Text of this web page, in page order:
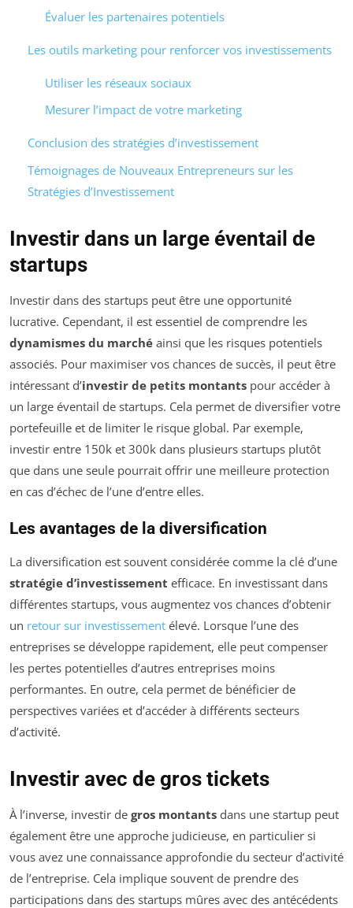
Évaluer les partenaires potentiels
Les outils marketing pour renforcer vos investissements
Utiliser les réseaux sociaux
Mesurer l’impact de votre marketing
Conclusion des stratégies d’investissement
Témoignages de Nouveaux Entrepreneurs sur les
Stratégies d’Investissement
Investir dans un large éventail de
startups
Investir dans des startups peut être une opportunité
lucrative. Cependant, il est essentiel de comprendre les
dynamismes du marché ainsi que les risques potentiels
associés. Pour maximiser vos chances de succès, il peut être
intéressant d’investir de petits montants pour accéder à
un large éventail de startups. Cela permet de diversifier votre
portefeuille et de limiter le risque global. Par exemple,
investir entre 150k et 300k dans plusieurs startups plutôt
que dans une seule pourrait offrir une meilleure protection
en cas d’échec de l’une d’entre elles.
Les avantages de la diversification
La diversification est souvent considérée comme la clé d’une
stratégie d’investissement efficace. En investissant dans
différentes startups, vous augmentez vos chances d’obtenir
un retour sur investissement élevé. Lorsque l’une des
entreprises se développe rapidement, elle peut compenser
les pertes potentielles d’autres entreprises moins
performantes. En outre, cela permet de bénéficier de
perspectives variées et d’accéder à différents secteurs
d’activité.
Investir avec de gros tickets
À l’inverse, investir de gros montants dans une startup peut
également être une approche judicieuse, en particulier si
vous avez une connaissance approfondie du secteur d’activité
de l’entreprise. Cela implique souvent de prendre des
participations dans des startups mûres avec des antécédents